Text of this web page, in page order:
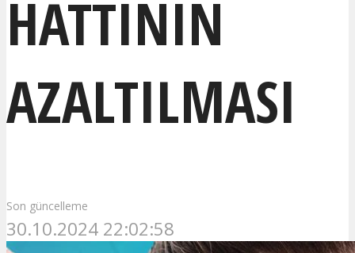
HATTININ
AZALTILMASI
Son güncelleme
30.10.2024 22:02:58